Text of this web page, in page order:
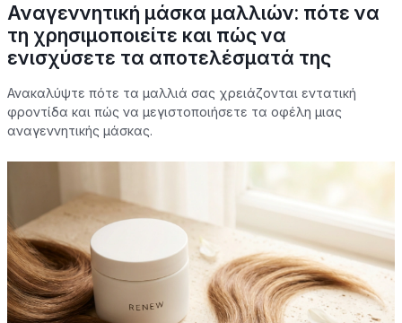
Αναγεννητική μάσκα μαλλιών: πότε να
τη χρησιμοποιείτε και πώς να
ενισχύσετε τα αποτελέσματά της
Ανακαλύψτε πότε τα μαλλιά σας χρειάζονται εντατική
φροντίδα και πώς να μεγιστοποιήσετε τα οφέλη μιας
αναγεννητικής μάσκας.